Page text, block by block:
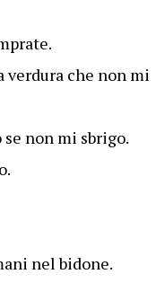
verdura che non mi
se non mi sbrigo.
nel bidone.